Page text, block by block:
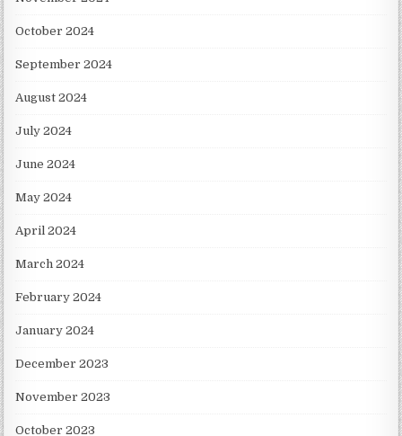
October 2024
September 2024
August 2024
July 2024
June 2024
May 2024
April 2024
March 2024
February 2024
January 2024
December 2023
November 2023
October 2023